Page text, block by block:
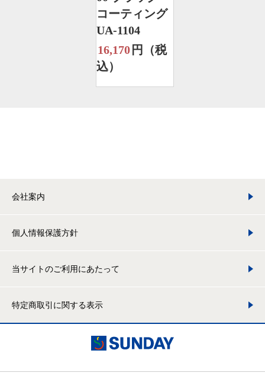
コーティング
UA-1104
16,170 円（税
込）
会社案内
個人情報保護方針
当サイトのご利用にあたって
特定商取引に関する表示